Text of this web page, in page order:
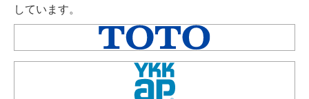
しています。